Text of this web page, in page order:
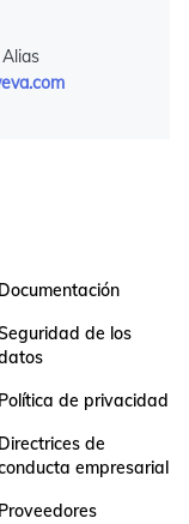
Documentación
de los
Política de privacidad
Directrices de
empresarial
Proveedores